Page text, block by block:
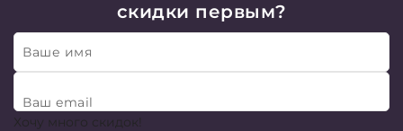
скидки первым?
Ваше имя
Ваш email
Хочу много скидок!